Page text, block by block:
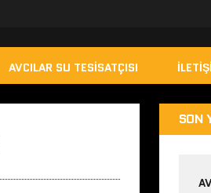
AVCILAR SU TESISATÇISI
SON